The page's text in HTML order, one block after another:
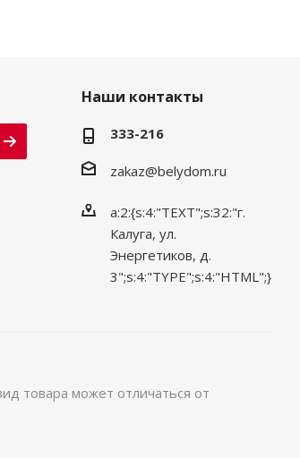
Наши контакты
333-216
zakaz@belydom.ru
a:2:{s:4:"TEXT";s:32:"г.
Калуга, ул.
Энергетиков, д.
3";s:4:"TYPE";s:4:"HTML";}
товара может отличаться от